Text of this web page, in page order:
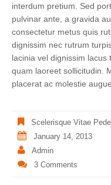
interdum pretium. Sed
pulvinar ante, a gravida
consectetur metus quis
dignissim nec rutrum
lacinia vel dignissim lacus
quam laoreet sollicitudin.
placerat ac molestie
Scelerisque Vitae Pede
January 14, 2013
Admin
3 Comments